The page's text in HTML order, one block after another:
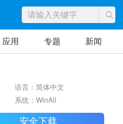
应用 专题 新闻
语言：简体中文
系统：WinAll
安全下载